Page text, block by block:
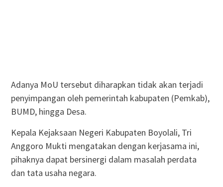
Adanya MoU tersebut diharapkan tidak akan terjadi
penyimpangan oleh pemerintah kabupaten (Pemkab),
BUMD, hingga Desa.
Kepala Kejaksaan Negeri Kabupaten Boyolali, Tri
Anggoro Mukti mengatakan dengan kerjasama ini,
pihaknya dapat bersinergi dalam masalah perdata
dan tata usaha negara.